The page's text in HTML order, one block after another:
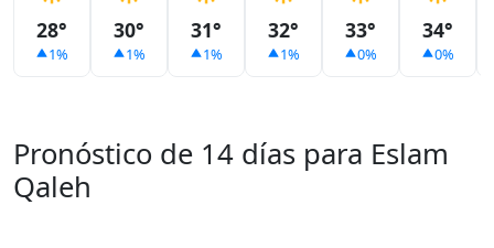
28°
1%
30°
1%
31°
1%
32°
1%
33°
0%
34°
0%
Pronóstico de 14 días para Eslam
Qaleh